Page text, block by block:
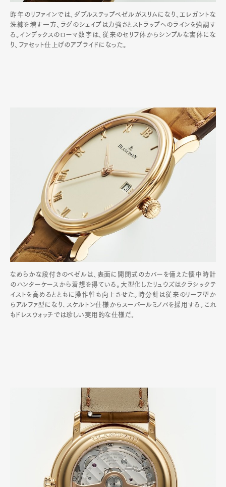
昨年のリファインでは、ダブルステップベゼルがスリムになり、エレガントな
洗練を増す一方、ラグのシェイプは力強さとストラップへのラインを強調す
る。インデックスのローマ数字は、従来のセリフ体からシンプルな書体にな
り、ファセット仕上げのアプライドになった。
なめらかな段付きのベゼルは、表面に開閉式のカバーを備えた懐中時計
のハンターケースから着想を得ている。大型化したリュウズはクラシックテ
イストを高めるとともに操作性も向上させた。時分針は従来のリーフ型か
らアルファ型になり､スケルトン仕様からスーパールミノバを採用する｡これ
もドレスウォッチでは珍しい実用的な仕様だ｡